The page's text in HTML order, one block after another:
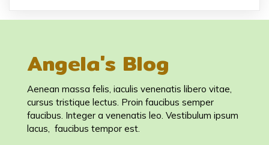
Angela's Blog
Aenean massa felis, iaculis venenatis libero vitae,
cursus tristique lectus. Proin faucibus semper
faucibus. Integer a venenatis leo. Vestibulum ipsum
lacus, faucibus tempor est.